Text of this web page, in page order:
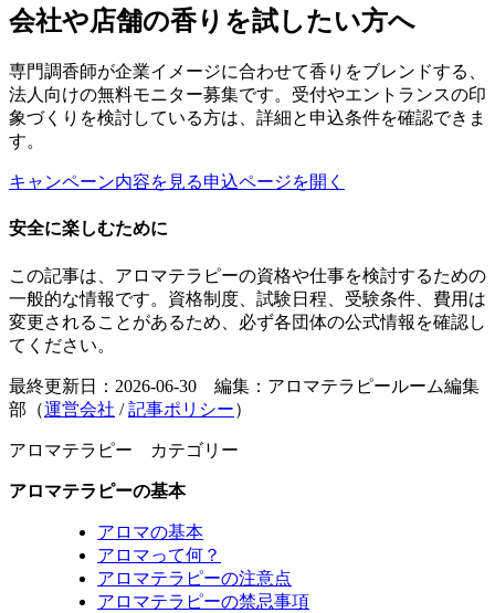
会社や店舗の香りを試したい方へ
専門調香師が企業イメージに合わせて香りをブレンドする、
法人向けの無料モニター募集です。受付やエントランスの印
象づくりを検討している方は、詳細と申込条件を確認できま
す。
キャンペーン内容を見る申込ページを開く
安全に楽しむために
この記事は、アロマテラピーの資格や仕事を検討するための
一般的な情報です。資格制度、試験日程、受験条件、費用は
変更されることがあるため、必ず各団体の公式情報を確認し
てください。
最終更新日：2026-06-30 編集：アロマテラピールーム編集
部（運営会社 /記事ポリシー）
アロマテラピー カテゴリー
アロマテラピーの基本
アロマの基本
アロマって何？
アロマテラピーの注意点
アロマテラピーの禁忌事項